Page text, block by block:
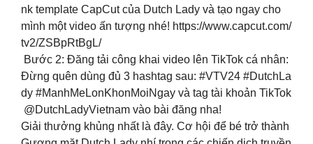
nk template CapCut của Dutch Lady và tạo ngay cho
mình một video ấn tượng nhé! https://www.capcut.com/
tv2/ZSBpRtBgL/
Bước 2: Đăng tải công khai video lên TikTok cá nhân:
Đừng quên dùng đủ 3 hashtag sau: #VTV24 #DutchLa
dy #ManhMeLonKhonMoiNgay và tag tài khoản TikTok
@DutchLadyVietnam vào bài đăng nha!
Giải thưởng khủng nhất là đây. Cơ hội để bé trở thành